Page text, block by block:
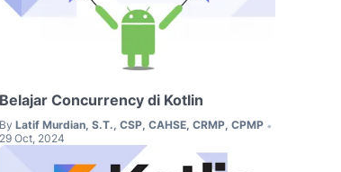
Belajar Concurrency di Kotlin
By Latif Murdian, S.T., CSP, CAHSE, CRMP, CPMP •
29 Oct, 2024